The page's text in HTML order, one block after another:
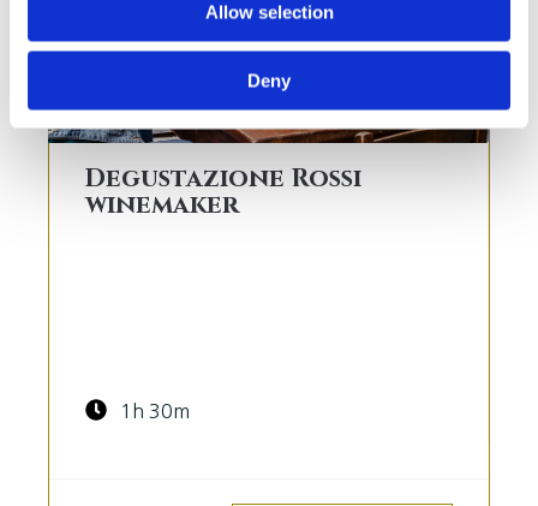
Allow selection
Deny
Degustazione Rossi
winemaker
1h 30m